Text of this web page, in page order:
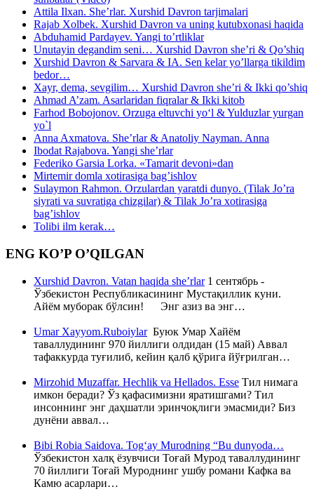
Attila Ilxan. She’rlar. Xurshid Davron tarjimalari
Rajab Xolbek. Xurshid Davron va uning kutubxonasi haqida
Abduhamid Pardayev. Yangi to’rtliklar
Unutayin degandim seni… Xurshid Davron she’ri & Qo’shiq
Xurshid Davron & Sarvara & IA. Sen kelar yo’llarga tikildim
bedor…
Xayr, dema, sevgilim… Xurshid Davron she’ri & Ikki qo’shiq
Ahmad A’zam. Asarlaridan fiqralar & Ikki kitob
Farhod Bobojonov. Orzuga eltuvchi yo‘l & Yulduzlar yurgan
yo`l
Anna Axmatova. She’rlar & Anatoliy Nayman. Anna
Ibodat Rajabova. Yangi she’rlar
Federiko Garsia Lorka. «Tamarit devoni»dan
Mirtemir domla xotirasiga bag’ishlov
Sulaymon Rahmon. Orzulardan yaratdi dunyo. (Tilak Jo’ra
siyrati va suvratiga chizgilar) & Tilak Jo’ra xotirasiga
bag’ishlov
Tolibi ilm kerak…
ENG KO’P O’QILGAN
Xurshid Davron. Vatan haqida she’rlar1 сентябрь -
Ўзбекистон Республикасининг Мустақиллик куни.
Айём муборак бўлсин! Энг азиз ва энг…
Umar Xayyom.RuboiylarБуюк Умар Хайём
таваллудининг 970 йиллиги олдидан (15 май) Аввал
тафаккурда туғилиб, кейин қалб қўрига йўғрилган…
Mirzohid Muzaffar. Hechlik va Hellados. Esse Тил нимага
имкон беради? Ўз қафасимизни яратишгами? Тил
инсоннинг энг даҳшатли эринчоқлиги эмасмиди? Биз
дунёни аввал…
Bibi Robia Saidova. Tog‘ay Murodning “Bu dunyoda…
Ўзбекистон халқ ёзувчиси Тоғай Мурод таваллудининг
70 йиллиги Тоғай Муроднинг ушбу романи Кафка ва
Камю асарлари…